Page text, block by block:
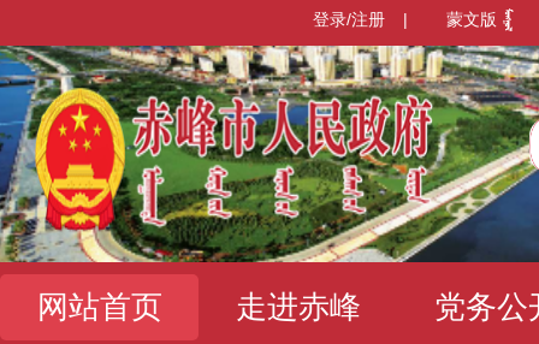
蒙文版
|
登录/注册
网站首页 走进赤峰 党务公